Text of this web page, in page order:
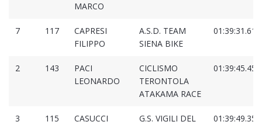
MARCO
7 117
CAPRESI
FILIPPO
A.S.D. TEAM
SIENA BIKE
01:39:31.618
2 143
PACI
LEONARDO
CICLISMO
TERONTOLA
ATAKAMA RACE
01:39:45.455
3 115
CASUCCI
G.S. VIGILI DEL
01:39:49.355